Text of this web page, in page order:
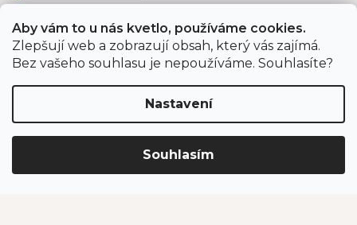
Aby vám to u nás kvetlo, používáme cookies.
Zlepšují web a zobrazují obsah, který vás zajímá.
Bez vašeho souhlasu je nepoužíváme. Souhlasíte?
Nastavení
Souhlasím
Odběr newsletteru
PŘIHLÁSIT SE